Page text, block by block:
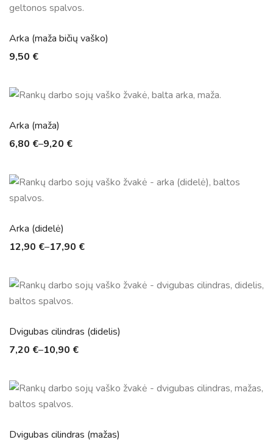
Arka (maža bičių vaško)
9,50 €
Arka (maža)
6,80 €–9,20 €
Arka (didelė)
12,90 €–17,90 €
Dvigubas cilindras (didelis)
7,20 €–10,90 €
Dvigubas cilindras (mažas)